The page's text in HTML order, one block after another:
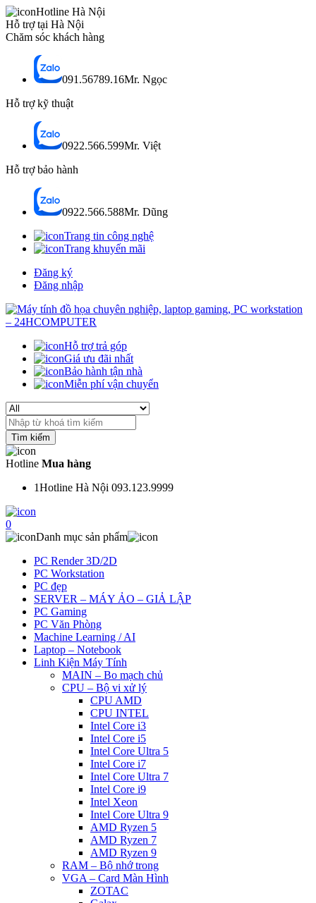
Hotline Hà Nội
Hỗ trợ tại Hà Nội
Chăm sóc khách hàng
091.56789.16Mr. Ngọc
Hỗ trợ kỹ thuật
0922.566.599Mr. Việt
Hỗ trợ bảo hành
0922.566.588Mr. Dũng
Trang tin công nghệ
Trang khuyến mãi
Đăng ký
Đăng nhập
Hỗ trợ trả góp
Giá ưu đãi nhất
Bảo hành tận nhà
Miễn phí vận chuyển
Search
for:
Hotline Mua hàng
1Hotline Hà Nội 093.123.9999
0
Danh mục sản phẩm
PC Render 3D/2D
PC Workstation
PC đẹp
SERVER – MÁY ẢO – GIẢ LẬP
PC Gaming
PC Văn Phòng
Machine Learning / AI
Laptop – Notebook
Linh Kiện Máy Tính
MAIN – Bo mạch chủ
CPU – Bộ vi xử lý
CPU AMD
CPU INTEL
Intel Core i3
Intel Core i5
Intel Core Ultra 5
Intel Core i7
Intel Core Ultra 7
Intel Core i9
Intel Xeon
Intel Core Ultra 9
AMD Ryzen 5
AMD Ryzen 7
AMD Ryzen 9
RAM – Bộ nhớ trong
VGA – Card Màn Hình
ZOTAC